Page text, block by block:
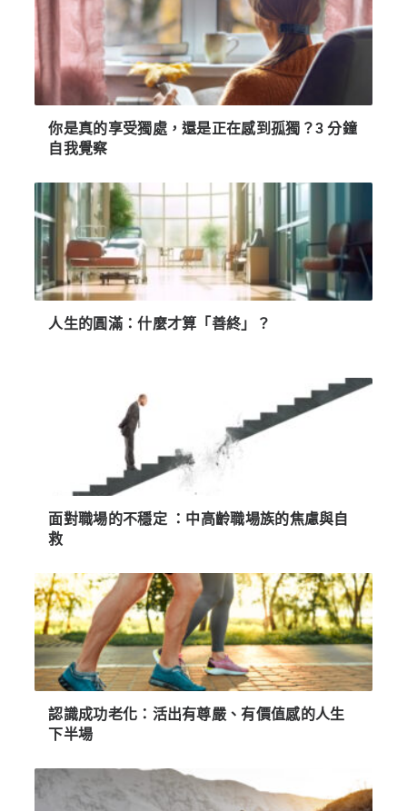
你是真的享受獨處，還是正在感到孤獨？3 分鐘
自我覺察
人生的圓滿：什麼才算「善終」？
面對職場的不穩定 ：中高齡職場族的焦慮與自
救
認識成功老化：活出有尊嚴、有價值感的人生
下半場